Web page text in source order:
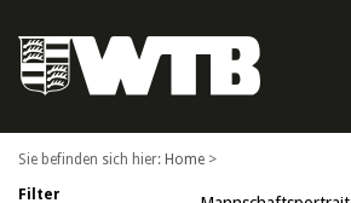
Home >
Filter